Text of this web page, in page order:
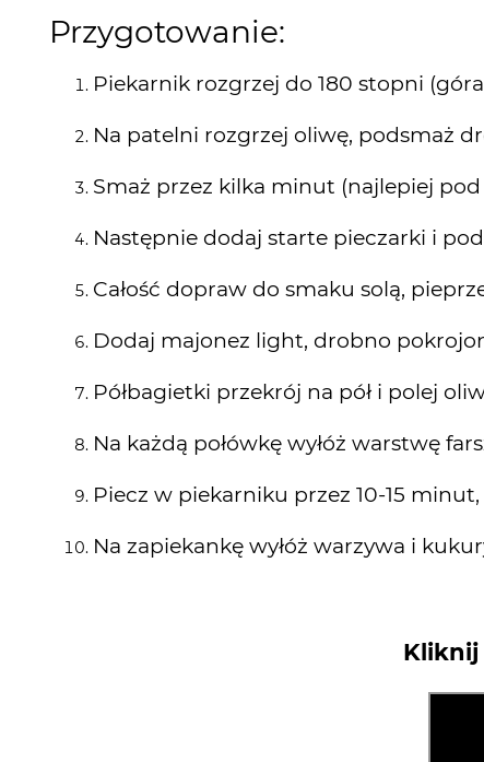
Przygotowanie:
Piekarnik rozgrzej do 180 stopni
Na patelni rozgrzej oliwę, podsmaż
Smaż przez kilka minut (najlepiej
Następnie dodaj starte pieczarki i
Całość dopraw do smaku solą,
Dodaj majonez light, drobno
Półbagietki przekrój na pół i polej
Na każdą połówkę wyłóż warstwę
Piecz w piekarniku przez 10-15
Na zapiekankę wyłóż warzywa i
Kliknij